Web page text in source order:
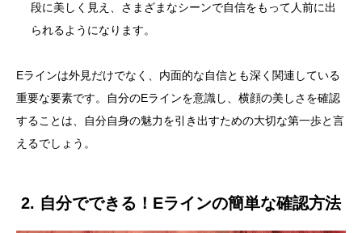
段に美しく見え、さまざまなシーンで自信をもって人前に出
られるようになります。
Eラインは外見だけでなく、内面的な自信とも深く関連している
重要な要素です。自分のEラインを意識し、横顔の美しさを確認
することは、自分自身の魅力を引き出すための大切な第一歩と言
えるでしょう。
2. 自分でできる！Eラインの簡単な確認方法